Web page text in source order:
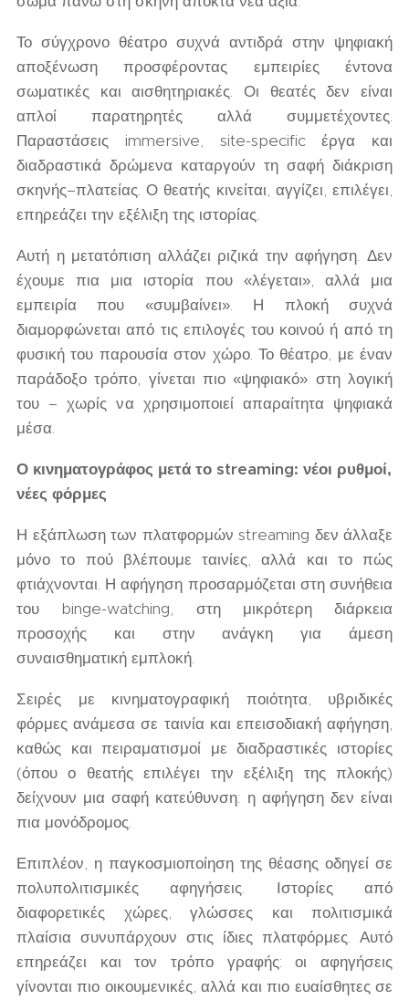
Το σύγχρονο θέατρο συχνά αντιδρά στην ψηφιακή
αποξένωση προσφέροντας εμπειρίες έντονα
σωματικές και αισθητηριακές. Οι θεατές δεν είναι
απλοί παρατηρητές αλλά συμμετέχοντες.
Παραστάσεις immersive, site-specific έργα και
διαδραστικά δρώμενα καταργούν τη σαφή διάκριση
σκηνής–πλατείας. Ο θεατής κινείται, αγγίζει, επιλέγει,
επηρεάζει την εξέλιξη της ιστορίας.
Αυτή η μετατόπιση αλλάζει ριζικά την αφήγηση. Δεν
έχουμε πια μια ιστορία που «λέγεται», αλλά μια
εμπειρία που «συμβαίνει». Η πλοκή συχνά
διαμορφώνεται από τις επιλογές του κοινού ή από τη
φυσική του παρουσία στον χώρο. Το θέατρο, με έναν
παράδοξο τρόπο, γίνεται πιο «ψηφιακό» στη λογική
του – χωρίς να χρησιμοποιεί απαραίτητα ψηφιακά
μέσα.
Ο κινηματογράφος μετά το streaming: νέοι ρυθμοί,
νέες φόρμες
Η εξάπλωση των πλατφορμών streaming δεν άλλαξε
μόνο το πού βλέπουμε ταινίες, αλλά και το πώς
φτιάχνονται. Η αφήγηση προσαρμόζεται στη συνήθεια
του binge-watching, στη μικρότερη διάρκεια
προσοχής και στην ανάγκη για άμεση
συναισθηματική εμπλοκή.
Σειρές με κινηματογραφική ποιότητα, υβριδικές
φόρμες ανάμεσα σε ταινία και επεισοδιακή αφήγηση,
καθώς και πειραματισμοί με διαδραστικές ιστορίες
(όπου ο θεατής επιλέγει την εξέλιξη της πλοκής)
δείχνουν μια σαφή κατεύθυνση: η αφήγηση δεν είναι
πια μονόδρομος.
Επιπλέον, η παγκοσμιοποίηση της θέασης οδηγεί σε
πολυπολιτισμικές αφηγήσεις. Ιστορίες από
διαφορετικές χώρες, γλώσσες και πολιτισμικά
πλαίσια συνυπάρχουν στις ίδιες πλατφόρμες. Αυτό
επηρεάζει και τον τρόπο γραφής: οι αφηγήσεις
γίνονται πιο οικουμενικές, αλλά και πιο ευαίσθητες σε